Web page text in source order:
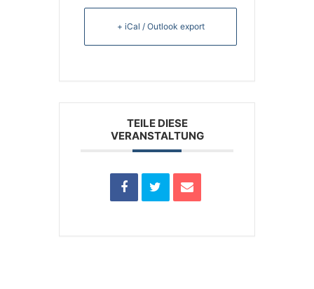
+ iCal / Outlook export
TEILE DIESE
VERANSTALTUNG